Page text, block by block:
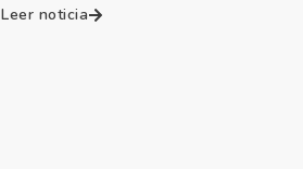
Leer noticia